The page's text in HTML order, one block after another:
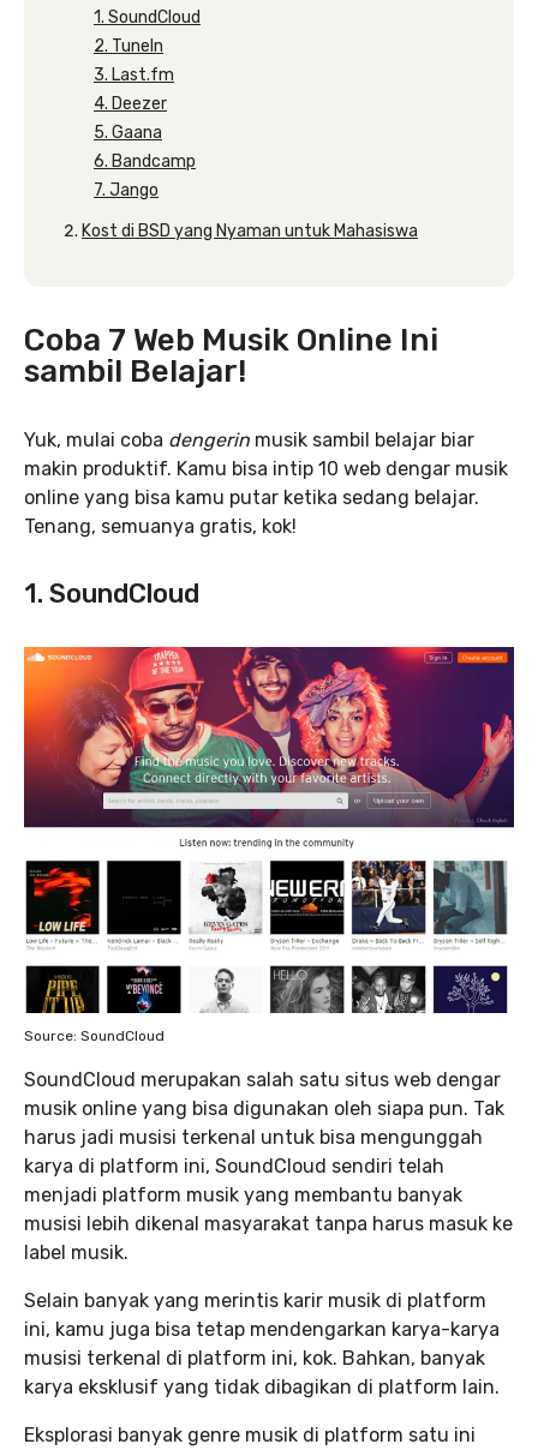
1. SoundCloud
2. TuneIn
3. Last.fm
4. Deezer
5. Gaana
6. Bandcamp
7. Jango
Kost di BSD yang Nyaman untuk Mahasiswa
Coba 7 Web Musik Online Ini
sambil Belajar!
Yuk, mulai coba dengerin musik sambil belajar biar
makin produktif. Kamu bisa intip 10 web dengar musik
online yang bisa kamu putar ketika sedang belajar.
Tenang, semuanya gratis, kok!
1. SoundCloud
Source: SoundCloud
SoundCloud merupakan salah satu situs web dengar
musik online yang bisa digunakan oleh siapa pun. Tak
harus jadi musisi terkenal untuk bisa mengunggah
karya di platform ini, SoundCloud sendiri telah
menjadi platform musik yang membantu banyak
musisi lebih dikenal masyarakat tanpa harus masuk ke
label musik.
Selain banyak yang merintis karir musik di platform
ini, kamu juga bisa tetap mendengarkan karya-karya
musisi terkenal di platform ini, kok. Bahkan, banyak
karya eksklusif yang tidak dibagikan di platform lain.
Eksplorasi banyak genre musik di platform satu ini